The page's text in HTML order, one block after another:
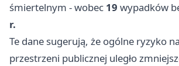
śmiertelnym - wobec 19 wypadków
r.
Te dane sugerują, że ogólne ryzyko
przestrzeni publicznej uległo